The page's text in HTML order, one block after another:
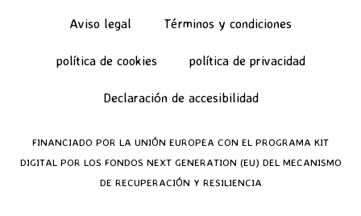
Aviso legal Términos y condiciones
política de cookies política de privacidad
Declaración de accesibilidad
FINANCIADO POR LA UNIÓN EUROPEA CON EL PROGRAMA KIT
DIGITAL POR LOS FONDOS NEXT GENERATION (EU) DEL MECANISMO
DE RECUPERACIÓN Y RESILIENCIA